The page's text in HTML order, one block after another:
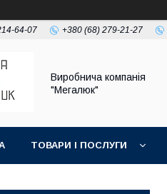
64-07 +380 (68) 279-21-27
Виробнича компанія
"Мегалюк"
ТОВАРИ І ПОСЛУГИ